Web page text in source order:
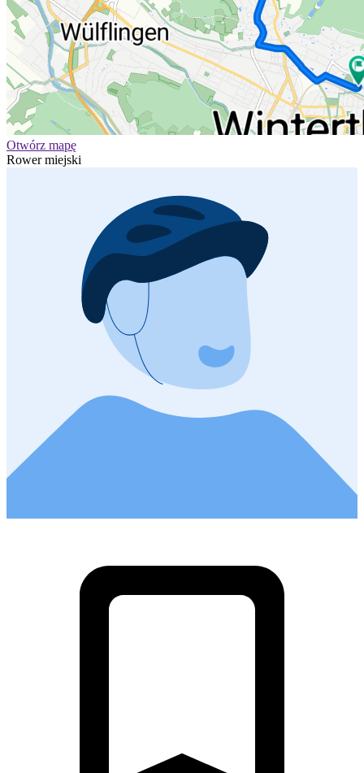
Otwórz mapę
Rower miejski